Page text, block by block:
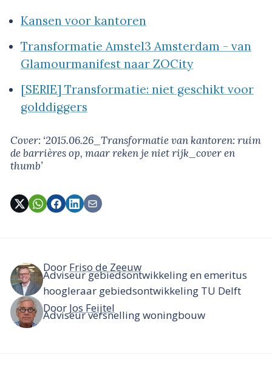
Kansen voor kantoren
Transformatie Amstel3 Amsterdam - van
Glamourmanifest naar ZOCity
[SERIE] Transformatie: niet geschikt voor
golddiggers
Cover: ‘2015.06.26_Transformatie van kantoren: ruim
de barrières op, maar reken je niet rijk_cover en
thumb’
Door Friso de Zeeuw
Adviseur gebiedsontwikkeling en emeritus
hoogleraar gebiedsontwikkeling TU Delft
Door Jos Feijtel
Adviseur versnelling woningbouw